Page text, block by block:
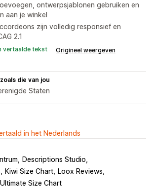
ontwerpsjablonen gebruiken en
aan je winkel
zijn volledig responsief en
2.1
vertaalde tekst Origineel weergeven
die van jou
Staten
in het Nederlands
Descriptions Studio
Kiwi Size Chart
Loox Reviews
Ultimate Size Chart